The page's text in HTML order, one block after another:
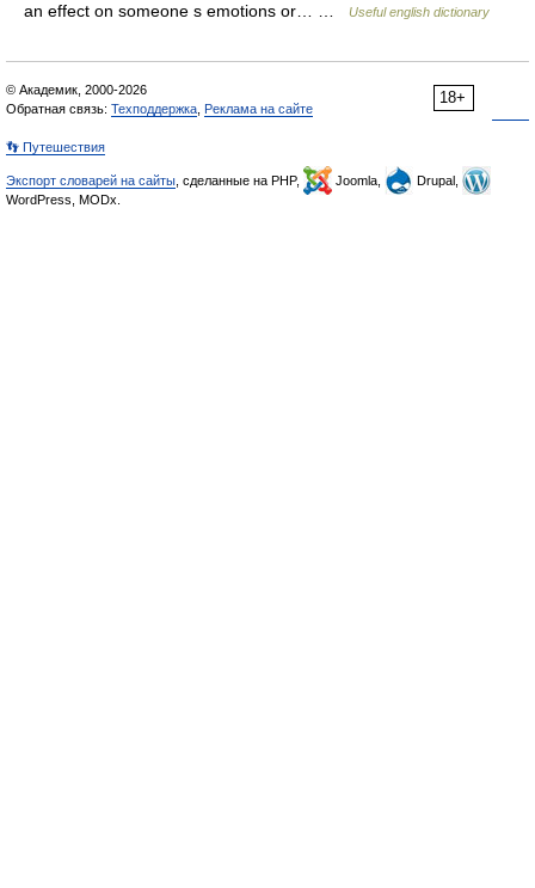
an effect on someone s emotions or… …
Useful english dictionary
18+
© Академик, 2000-2026
Обратная связь: Техподдержка Реклама на сайте
👣 Путешествия
Экспорт словарей на сайты , сделанные на PHP, Joomla,
Drupal,
WordPress, MODx.